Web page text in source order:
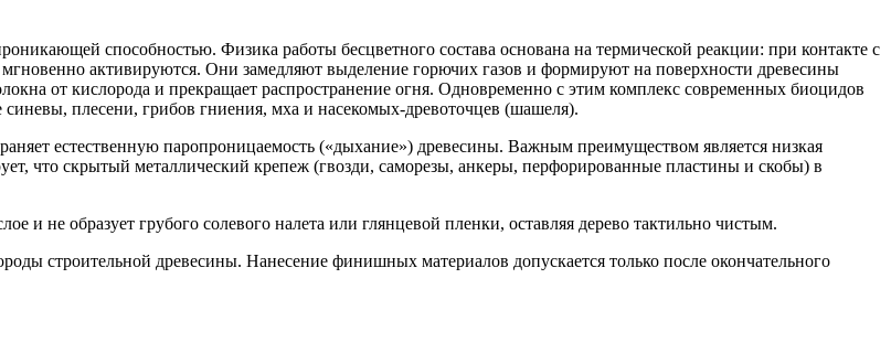
способностью. Физика работы бесцветного состава основана на термической реакции: при контакте с
активируются. Они замедляют выделение горючих газов и формируют на поверхности древесины
от кислорода и прекращает распространение огня. Одновременно с этим комплекс современных биоцидов
плесени, грибов гниения, мха и насекомых-древоточцев (шашеля).
естественную паропроницаемость («дыхание») древесины. Важным преимуществом является низкая
что скрытый металлический крепеж (гвозди, саморезы, анкеры, перфорированные пластины и скобы) в
и не образует грубого солевого налета или глянцевой пленки, оставляя дерево тактильно чистым.
строительной древесины. Нанесение финишных материалов допускается только после окончательного